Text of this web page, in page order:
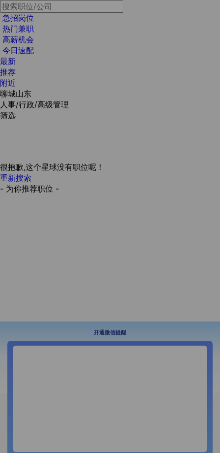
急招岗位
热门兼职
高薪机会
今日速配
最新
推荐
附近
聊城山东
人事/行政/高级管理
筛选
很抱歉,这个星球没有职位呢！
重新搜索
- 为你推荐职位 -
开通微信提醒